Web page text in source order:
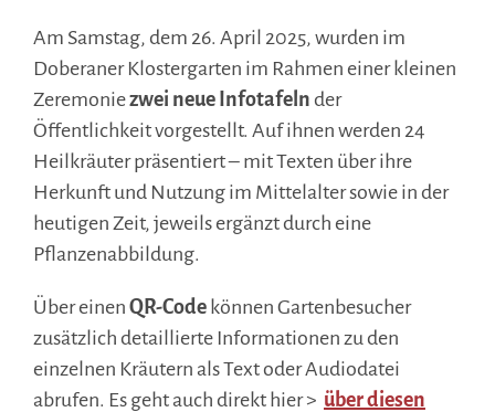
Am Samstag, dem 26. April 2025, wurden im
Doberaner Klostergarten im Rahmen einer kleinen
Zeremoniezwei neue Infotafeln der
Öffentlichkeit vorgestellt. Auf ihnen werden 24
Heilkräuter präsentiert – mit Texten über ihre
Herkunft und Nutzung im Mittelalter sowie in der
heutigen Zeit, jeweils ergänzt durch eine
Pflanzenabbildung.
Über einen QR-Codekönnen Gartenbesucher
zusätzlich detaillierte Informationen zu den
einzelnen Kräutern als Text oder Audiodatei
abrufen. Es geht auch direkt hier > über diesen